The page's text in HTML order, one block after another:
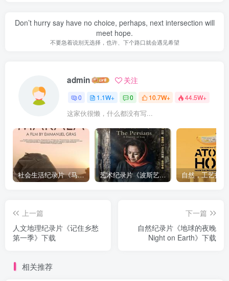
Don’t hurry say have no choice, perhaps, next intersection will
meet hope.
不要急着说别无选择，也许、下个路口就会遇见希望
admin 关注
0 1.1W+ 0 10.7W+ 44.5W+
这家伙很懒，什么都没有写...
社会生活纪录片《马加拉 Makala》下载 艺术纪录片《波斯艺术 Art of Persia》下载
上一篇
人文地理纪录片《记住乡愁
第一季》下载
下一篇
自然纪录片《地球的夜晚
Night on Earth》下载
相关推荐